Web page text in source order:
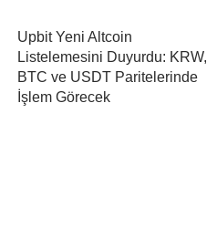
Upbit Yeni Altcoin
Listelemesini Duyurdu: KRW,
BTC ve USDT Paritelerinde
İşlem Görecek